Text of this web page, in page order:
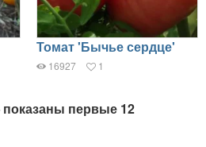
Томат 'Бычье сердце'
16927 1
первые 12